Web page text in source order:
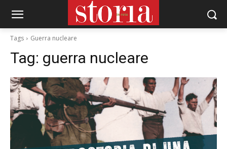
Tags Guerra nucleare
Tag: guerra nucleare